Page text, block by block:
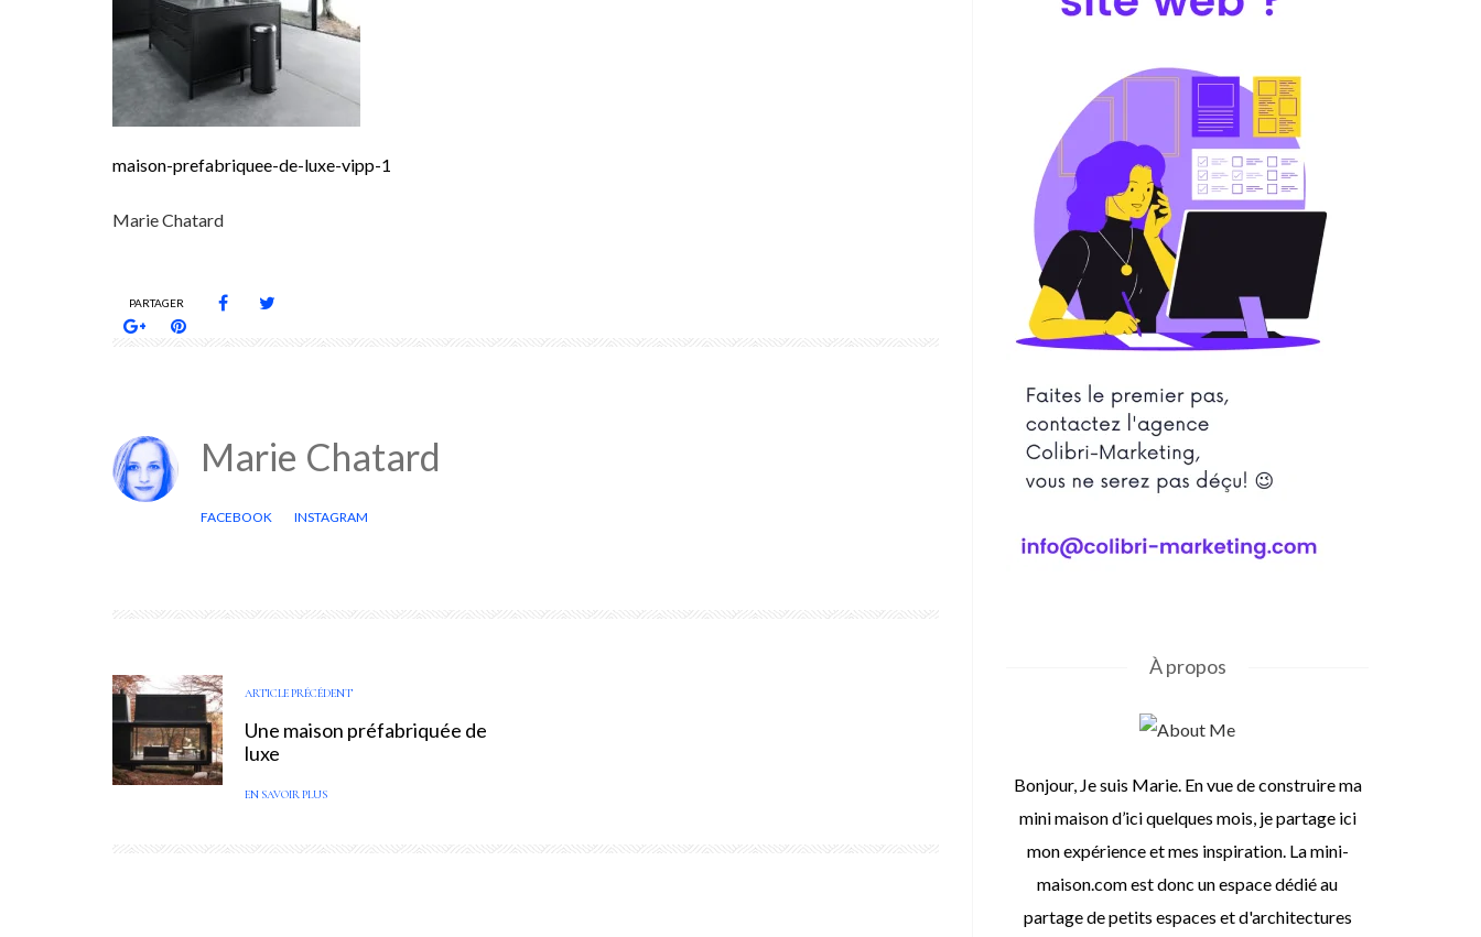
maison-prefabriquee-de-luxe-vipp-1
Marie Chatard
PARTAGER
Marie Chatard
FACEBOOK INSTAGRAM
ARTICLE PRÉCÉDENT
Une maison préfabriquée de
luxe
EN SAVOIR PLUS
À propos
Bonjour, Je suis Marie. En vue de construire ma
mini maison d’ici quelques mois, je partage ici
mon expérience et mes inspiration. La mini-
maison.com est donc un espace dédié au
partage de petits espaces et d'architectures